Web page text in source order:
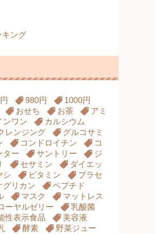
キング
980円
1000円
おせち お茶
アミ
ンワン
カルシウム
レンジング
グルコサミ
コンドロイチン
コ
ター サントリー
ジ
セサミン
ダイエッ
シ ビタミン
プラセ
グリカン
ペプチド
マスク
マットレス
ーヤルゼリー
乳酸菌
性表示食品
美容液
酵素
野菜ジュー